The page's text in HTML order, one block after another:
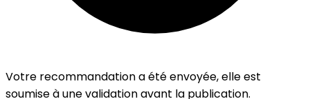
Votre recommandation a été envoyée, elle est
soumise à une validation avant la publication.